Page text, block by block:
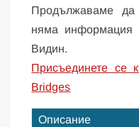
Продължаваме
няма информация
Видин.
Присъединете се
Bridges
Описание